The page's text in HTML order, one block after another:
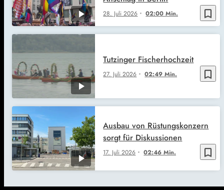
bookmark_border
28. Juli 2026 02:00 Min.
bookmark_border
27. Juli 2026 02:49 Min.
Tutzinger Fischerhochzeit
bookmark_border
17. Juli 2026 02:46 Min.
Ausbau von Rüstungskonzern
sorgt für Diskussionen